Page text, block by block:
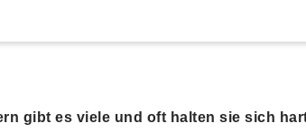
gibt es viele und oft halten sie sich